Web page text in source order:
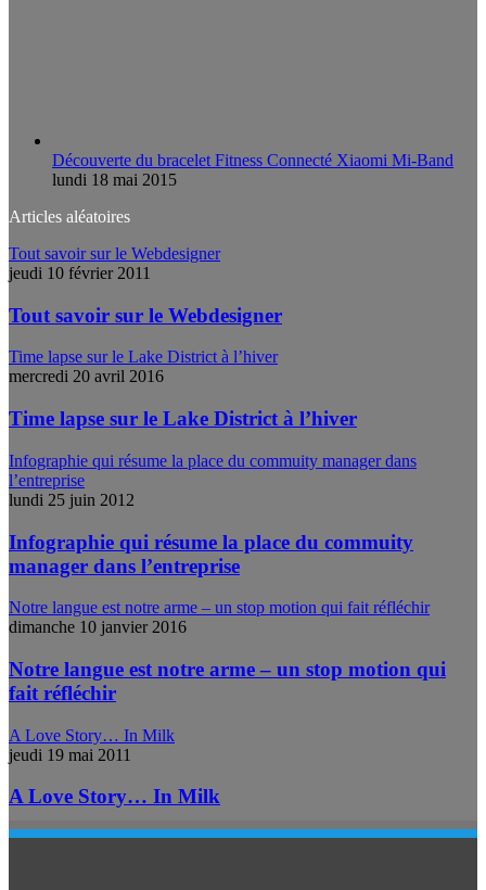
Découverte du bracelet Fitness Connecté Xiaomi Mi-Band
lundi 18 mai 2015
Articles aléatoires
Tout savoir sur le Webdesigner
jeudi 10 février 2011
Tout savoir sur le Webdesigner
Time lapse sur le Lake District à l’hiver
mercredi 20 avril 2016
Time lapse sur le Lake District à l’hiver
Infographie qui résume la place du commuity manager dans
l’entreprise
lundi 25 juin 2012
Infographie qui résume la place du commuity
manager dans l’entreprise
Notre langue est notre arme – un stop motion qui fait réfléchir
dimanche 10 janvier 2016
Notre langue est notre arme – un stop motion qui
fait réfléchir
A Love Story… In Milk
jeudi 19 mai 2011
A Love Story… In Milk